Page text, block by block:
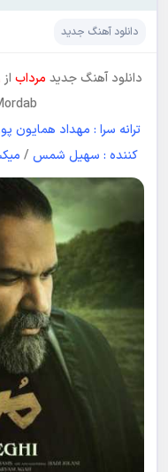
دانلود آهنگ جدید
دانلود آهنگ جدید مرداب از
ترانه سرا : مهداد همایون
کننده : سهیل شمس /